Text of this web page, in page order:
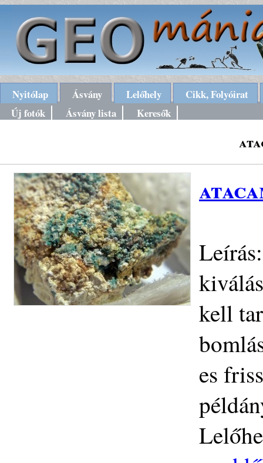
Nyitólap Ásvány Lelőhely
Cikk, Folyóirat
Új fotók
Ásvány lista Keresők
kell
es